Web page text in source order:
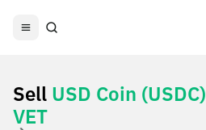
Sell USD Coin (USDC)
VET